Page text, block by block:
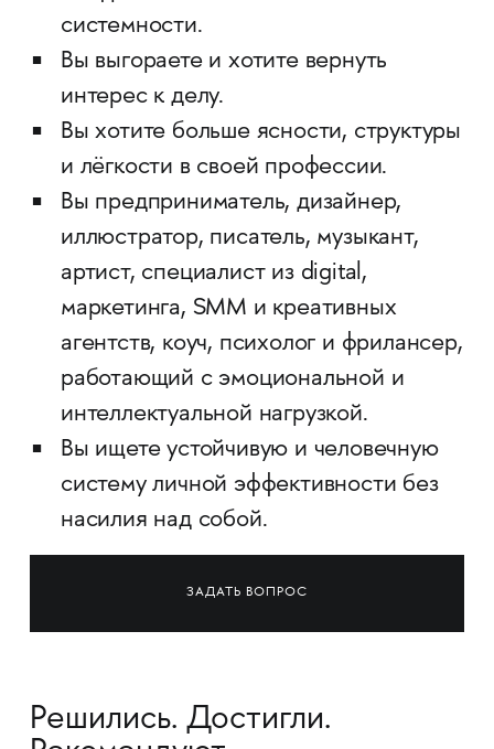
системности.
Вы выгораете и хотите вернуть
интерес к делу.
Вы хотите больше ясности, структуры
и лёгкости в своей профессии.
Вы предприниматель, дизайнер,
иллюстратор, писатель, музыкант,
артист, специалист из digital,
маркетинга, SMM и креативных
агентств, коуч, психолог и фрилансер,
работающий с эмоциональной и
интеллектуальной нагрузкой.
Вы ищете устойчивую и человечную
систему личной эффективности без
насилия над собой.
ЗАДАТЬ ВОПРОС
Решились. Достигли.